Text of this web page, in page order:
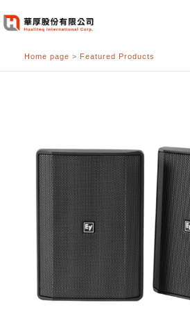
至
Home page > Featured Products